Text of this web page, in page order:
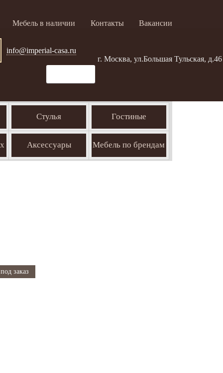
Мебель в наличии Контакты Вакансии
info@imperial-casa.ru
г. Москва, ул.Большая Тульская, д.46
Стулья Гостиные
Аксессуары Мебель по брендам
под заказ